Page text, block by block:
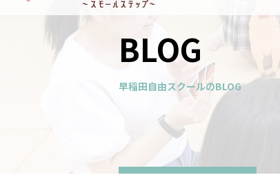
BLOG
早稲田自由スクールのBLOG